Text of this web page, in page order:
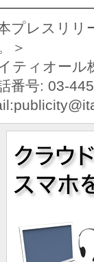
プレスリリ
＞
ティオール
番号: 03-